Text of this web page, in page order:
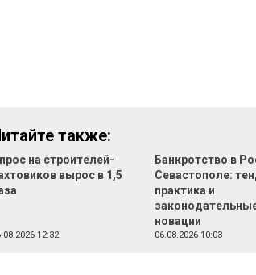
также:
на строителей-
вырос в 1,5
12:32
Банкротство в
Севастополе:
практика и
новации
06.08.2026 10:03